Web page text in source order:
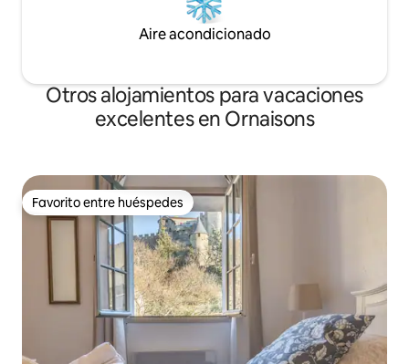
Aire acondicionado
Otros alojamientos para vacaciones
excelentes en Ornaisons
Favorito entre huéspedes
Favorito entre huéspedes